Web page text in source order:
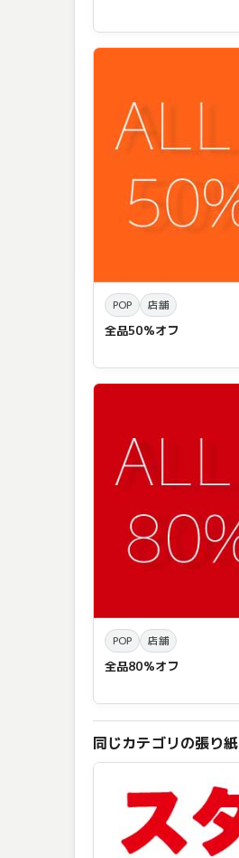
POP 店舗
全品50%オフ
POP 店舗
全品80%オフ
同じカテゴリの張り紙